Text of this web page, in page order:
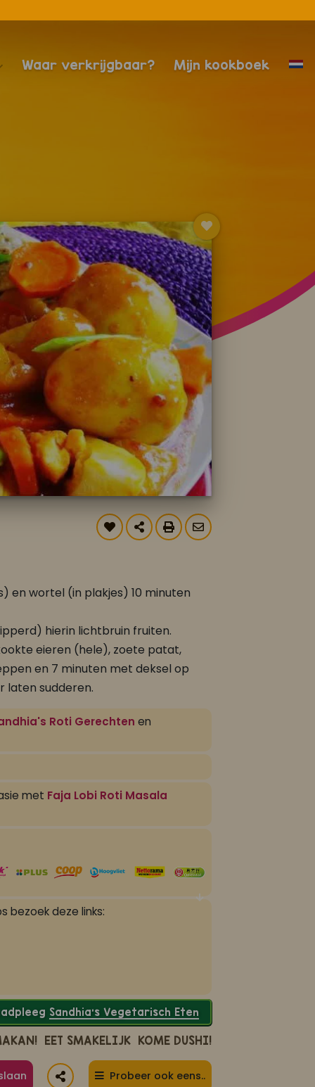
Waar verkrijgbaar? Mijn kookboek
en wortel (in plakjes) 10 minuten
hierin lichtbruin fruiten.
eieren (hele), zoete patat,
en 7 minuten met deksel op
laten sudderen.
Roti Gerechten en
met Faja Lobi Roti Masala
bezoek deze links:
Sandhia’s Vegetarisch Eten
EET SMAKELIJK KOME DUSHI!
Probeer ook eens..